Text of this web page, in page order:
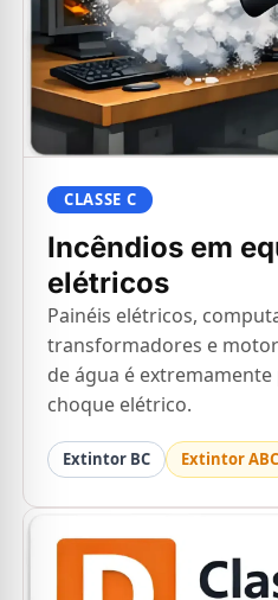
CLASSE C
Incêndios em
elétricos
Painéis elétricos,
transformadores e
de água é
choque elétrico.
Extintor BC Extintor ABC